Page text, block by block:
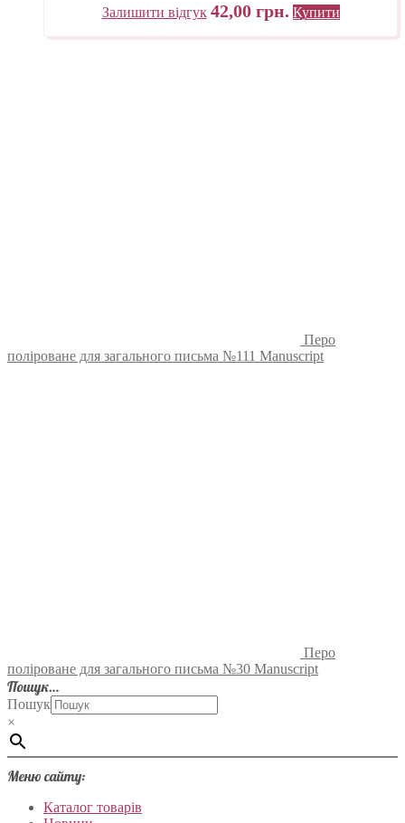
Залишити відгук 42,00 грн. Купити
Перо
поліроване для загального письма №111 Manuscript
Перо
поліроване для загального письма №30 Manuscript
Пошук…
Пошук
×
Меню сайту:
Каталог товарів